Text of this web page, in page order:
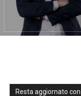
Resta aggiornato